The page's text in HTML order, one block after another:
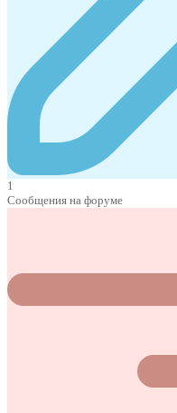
1
Сообщения на форуме